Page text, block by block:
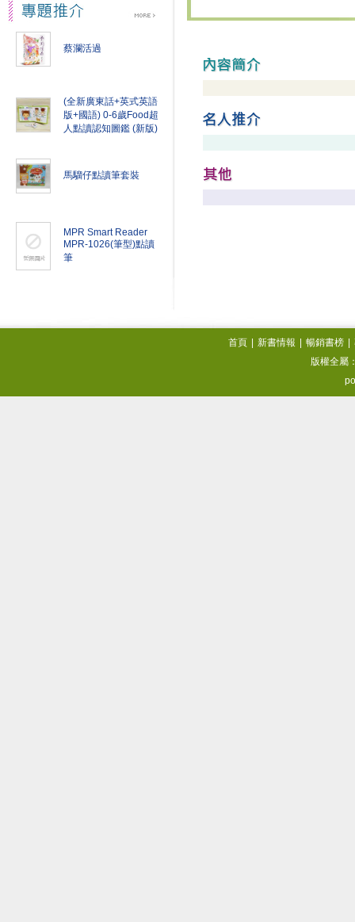
蔡瀾活過
(全新廣東話+英式英語
版+國語) 0-6歲Food超
人點讀認知圖鑑 (新版)
馬騮仔點讀筆套裝
MPR Smart Reader
MPR-1026(筆型)點讀
筆
首頁 新書情報 暢銷書榜
版權全屬